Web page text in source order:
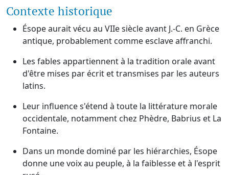
Contexte historique
Ésope aurait vécu au VIIe siècle avant J.-C. en Grèce
antique, probablement comme esclave affranchi.
Les fables appartiennent à la tradition orale avant
d'être mises par écrit et transmises par les auteurs
latins.
Leur influence s'étend à toute la littérature morale
occidentale, notamment chez Phèdre, Babrius et La
Fontaine.
Dans un monde dominé par les hiérarchies, Ésope
donne une voix au peuple, à la faiblesse et à l'esprit